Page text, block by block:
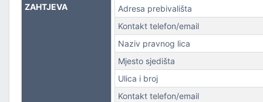
ZAHTJEVA
Adresa prebivališta
Kontakt telefon/email
Naziv pravnog lica
Mjesto sjedišta
Ulica i broj
Kontakt telefon/email